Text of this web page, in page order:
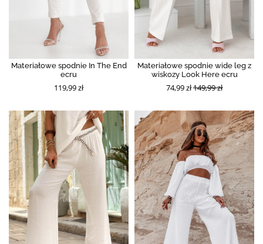
Materiałowe spodnie In The End
ecru
119,99 zł
Materiałowe spodnie wide leg z
wiskozy Look Here ecru
74,99 zł149,99 zł